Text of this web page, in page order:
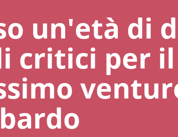
un'età di
critici per